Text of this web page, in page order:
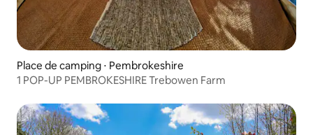
Place de camping ⋅ Pembrokeshire
1 POP-UP PEMBROKESHIRE Trebowen Farm